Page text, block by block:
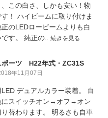
、この白さ、しかも安い！物
！ ハイビームに取り付けま
正のLEDロービームよりも白
す。 純正の.. 続きを見る
ポーツ H22年式・ZC31S
年11月07日
デュアルカラー装着。 白
にスイッチオン→オフ→オン
替わります。 明るさも自車